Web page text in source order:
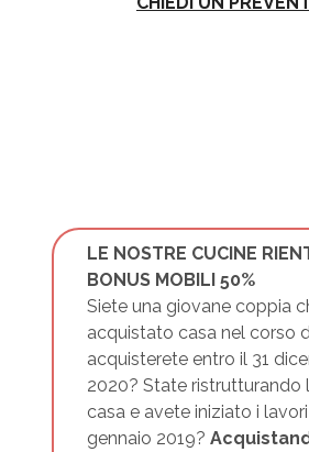
LE NOSTRE CUCINE
BONUS MOBILI 50%
Siete una giovane coppia
acquistato casa nel corso
acquisterete entro il 31
2020? State ristrutturando
casa e avete iniziato i
gennaio 2019?